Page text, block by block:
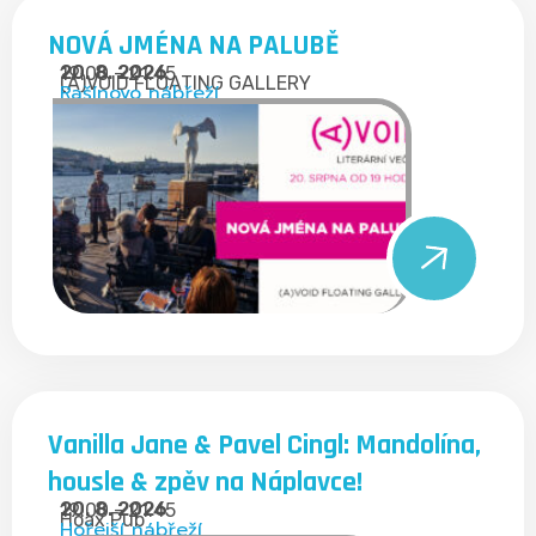
NOVÁ JMÉNA NA PALUBĚ
20. 8. 2026
19:00 - 21:45
(A)VOID FLOATING GALLERY
Rašínovo nábřeží
Vanilla Jane & Pavel Cingl: Mandolína,
housle & zpěv na Náplavce!
20. 8. 2026
19:00 - 21:45
Hoax Pub
Hořejší nábřeží